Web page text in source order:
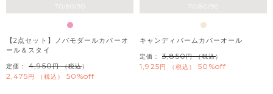
70/80/90
【2点セット】ノバモダールカバーオ
ール＆スタイ
定価： 4,950 （税込）
2,475 税込 50%off
70/80/90
キャンディバームカバーオール
定価： 3,850 （税込）
1,925 税込 50%off